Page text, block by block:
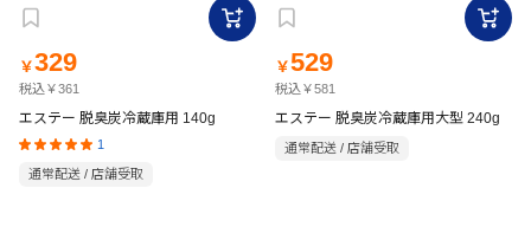
￥329
税込￥361
エステー 脱臭炭冷蔵庫用 140g
1
通常配送 / 店舗受取
￥529
税込￥581
エステー 脱臭炭冷蔵庫用大型 240g
通常配送 / 店舗受取